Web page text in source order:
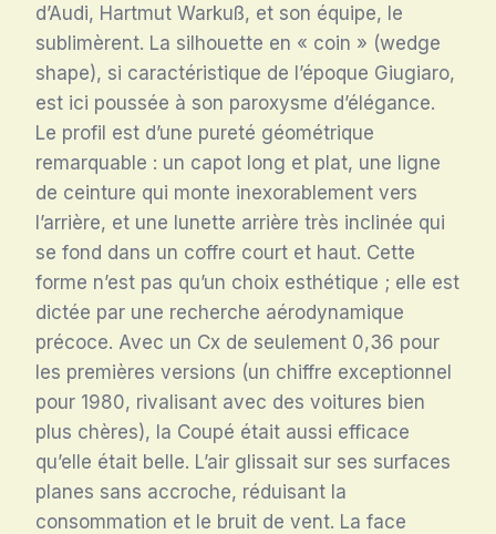
d’Audi, Hartmut Warkuß, et son équipe, le
sublimèrent. La silhouette en « coin » (wedge
shape), si caractéristique de l’époque Giugiaro,
est ici poussée à son paroxysme d’élégance.
Le profil est d’une pureté géométrique
remarquable : un capot long et plat, une ligne
de ceinture qui monte inexorablement vers
l’arrière, et une lunette arrière très inclinée qui
se fond dans un coffre court et haut. Cette
forme n’est pas qu’un choix esthétique ; elle est
dictée par une recherche aérodynamique
précoce. Avec un Cx de seulement 0,36 pour
les premières versions (un chiffre exceptionnel
pour 1980, rivalisant avec des voitures bien
plus chères), la Coupé était aussi efficace
qu’elle était belle. L’air glissait sur ses surfaces
planes sans accroche, réduisant la
consommation et le bruit de vent. La face